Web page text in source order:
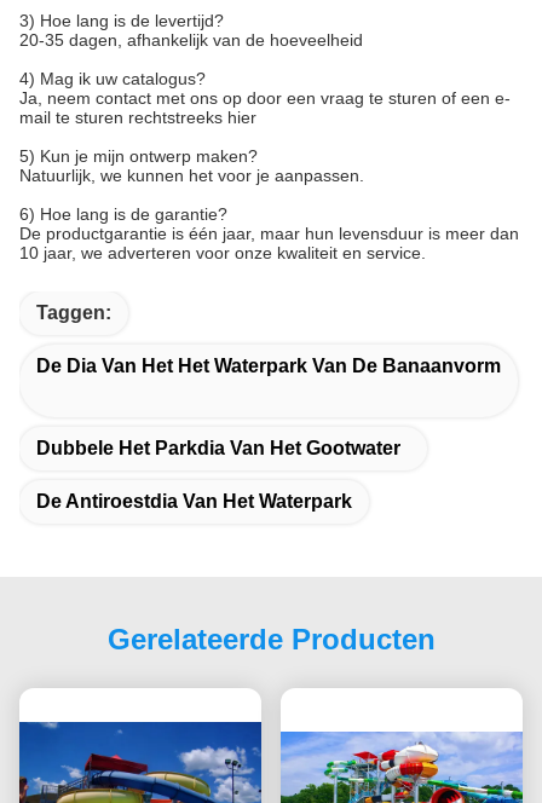
3) Hoe lang is de levertijd?
20-35 dagen, afhankelijk van de hoeveelheid
4) Mag ik uw catalogus?
Ja, neem contact met ons op door een vraag te sturen of een e-
mail te sturen rechtstreeks hier
5) Kun je mijn ontwerp maken?
Natuurlijk, we kunnen het voor je aanpassen.
6) Hoe lang is de garantie?
De productgarantie is één jaar, maar hun levensduur is meer dan
10 jaar, we adverteren voor onze kwaliteit en service.
Taggen:
De Dia Van Het Het Waterpark Van De Banaanvorm
Dubbele Het Parkdia Van Het Gootwater
De Antiroestdia Van Het Waterpark
Gerelateerde Producten